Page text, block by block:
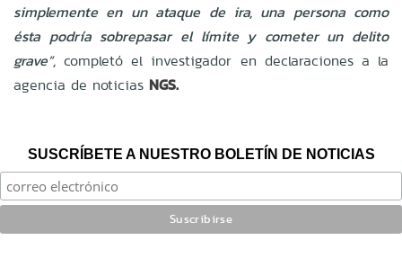
simplemente en un ataque de ira, una persona como
ésta podría sobrepasar el límite y cometer un delito
grave”, completó el investigador en declaraciones a la
agencia de noticias NGS.
SUSCRÍBETE A NUESTRO BOLETÍN DE NOTICIAS